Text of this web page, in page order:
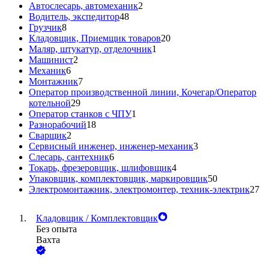
Автослесарь, автомеханик2
Водитель, экспедитор48
Грузчик8
Кладовщик, Приемщик товаров20
Маляр, штукатур, отделочник1
Машинист2
Механик6
Монтажник7
Оператор производственной линии, Кочегар/Оператор
котельной29
Оператор станков с ЧПУ1
Разнорабочий18
Сварщик2
Сервисный инженер, инженер-механик3
Слесарь, сантехник6
Токарь, фрезеровщик, шлифовщик4
Упаковщик, комплектовщик, маркировщик50
Электромонтажник, электромонтер, техник-электрик27
Кладовщик / Комплектовщик
Без опыта
Вахта